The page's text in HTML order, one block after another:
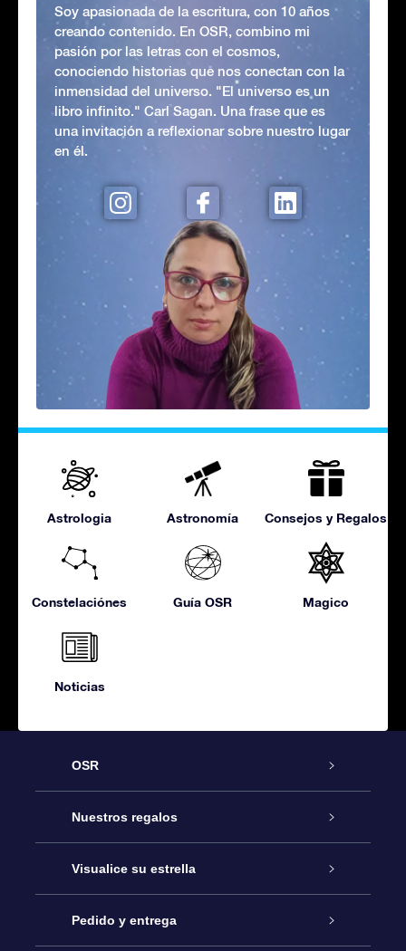
Soy apasionada de la escritura, con 10 años
creando contenido. En OSR, combino mi
pasión por las letras con el cosmos,
conociendo historias que nos conectan con la
inmensidad del universo. "El universo es un
libro infinito." Carl Sagan. Una frase que es
una invitación a reflexionar sobre nuestro lugar
en él.
Astrologia Astronomía Consejos y Regalos
Constelaciónes Guía OSR Magico
Noticias
OSR
Atención
Contáctanos
Blog
Nuestros regalos
Regalo Estrella Online
Paquete de Regalo OSR
Visualice su estrella
Registro estelar
Pedido y entrega